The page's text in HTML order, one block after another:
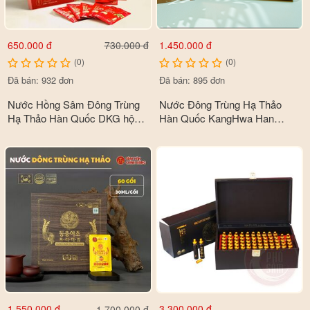
Cách bảo quản
- Tránh nơi có nhiệt độ cao hoặc tiếp xúc với ánh nắng mặt trời.
650.000 đ 730.000 đ
(0)
Đã bán: 932 đơn
Nước Hồng Sâm Đông Trùng
Hạ Thảo Hàn Quốc DKG hộp
1.450.000 đ
(0)
Đã bán: 895 đơn
Nước Đông Trùng Hạ Thảo
Hàn Quốc KangHwa Han
60 gói x 30ml